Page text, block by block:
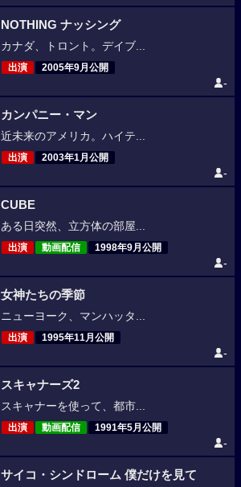
NOTHING ナッシング
カナダ、トロント。デイブ...
出演 2005年9月公開
-
カンパニー・マン
近未来のアメリカ。ハイテ...
出演 2003年1月公開
-
CUBE
ある日突然、立方体の部屋...
出演 動画配信 1998年9月公開
-
女神たちの季節
ニューヨーク、マンハッタ...
出演 1995年11月公開
-
スキャナーズ2
スキャナーを使って、都市...
出演 動画配信 1991年5月公開
-
サイコ・シンドローム 僕だけを見て